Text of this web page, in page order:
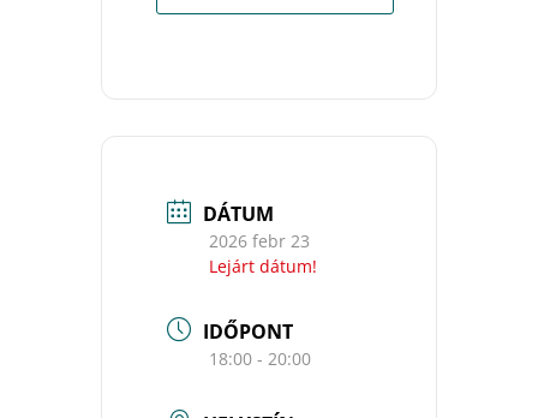
DÁTUM
2026 febr 23
Lejárt dátum!
IDŐPONT
18:00 - 20:00